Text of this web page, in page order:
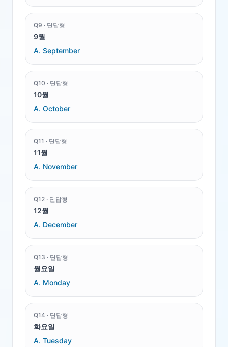
Q9 · 단답형
9월
A. September
Q10 · 단답형
10월
A. October
Q11 · 단답형
11월
A. November
Q12 · 단답형
12월
A. December
Q13 · 단답형
월요일
A. Monday
Q14 · 단답형
화요일
A. Tuesday